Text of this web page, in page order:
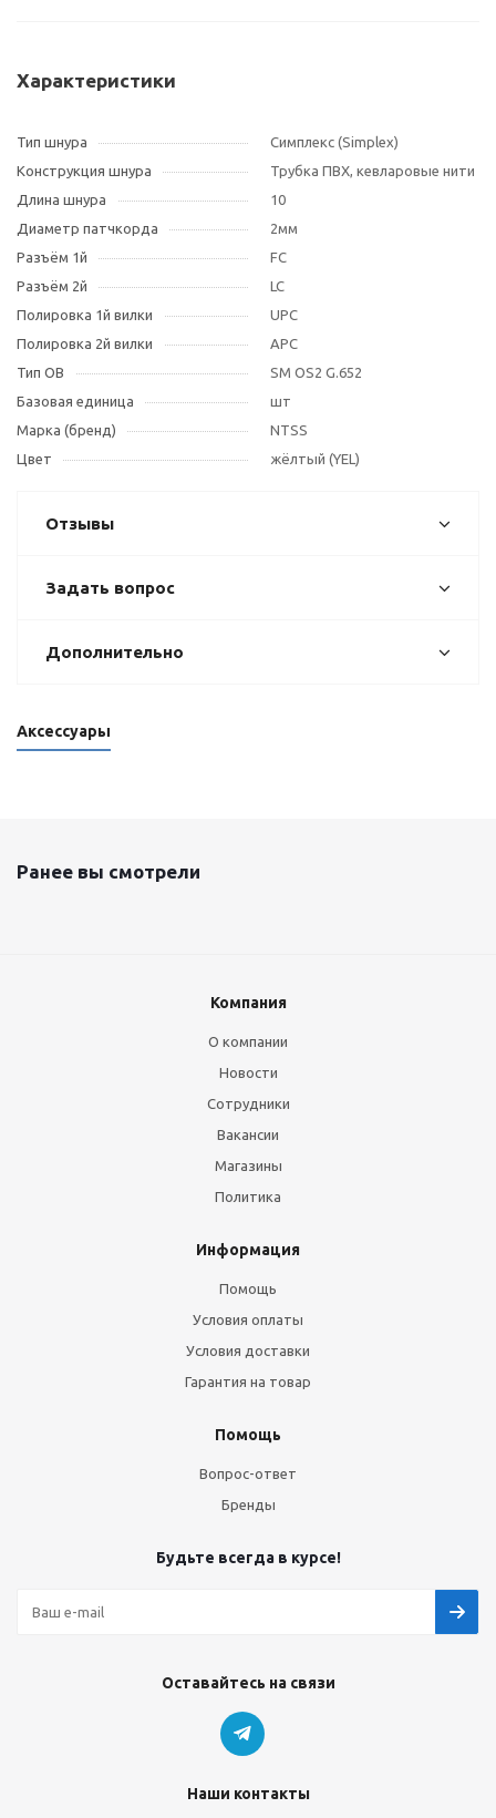
Характеристики
Тип шнура
Симплекс (Simplex)
Конструкция шнура
Трубка ПВХ, кевларовые нити
Длина шнура
10
Диаметр патчкорда
2мм
Разъём 1й
FC
Разъём 2й
LC
Полировка 1й вилки
UPC
Полировка 2й вилки
APC
Тип OB
SM OS2 G.652
Базовая единица
шт
Марка (бренд)
NTSS
Цвет
жёлтый (YEL)
Отзывы
Задать вопрос
Дополнительно
Аксессуары
Ранее вы смотрели
Компания
О компании
Новости
Сотрудники
Вакансии
Магазины
Политика
Информация
Помощь
Условия оплаты
Условия доставки
Гарантия на товар
Помощь
Вопрос-ответ
Бренды
Будьте всегда в курсе!
Оставайтесь на связи
Наши контакты